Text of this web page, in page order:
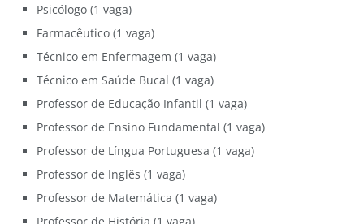
Psicólogo (1 vaga)
Farmacêutico (1 vaga)
Técnico em Enfermagem (1 vaga)
Técnico em Saúde Bucal (1 vaga)
Professor de Educação Infantil (1 vaga)
Professor de Ensino Fundamental (1 vaga)
Professor de Língua Portuguesa (1 vaga)
Professor de Inglês (1 vaga)
Professor de Matemática (1 vaga)